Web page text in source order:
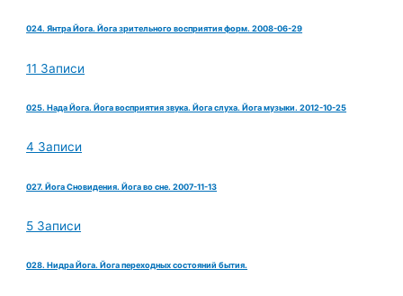
024. Янтра Йога. Йога зрительного восприятия форм. 2008-06-29
11 Записи
025. Нада Йога. Йога восприятия звука. Йога слуха. Йога музыки. 2012-10-25
4 Записи
027. Йога Сновидения. Йога во сне. 2007-11-13
5 Записи
028. Нидра Йога. Йога переходных состояний бытия.